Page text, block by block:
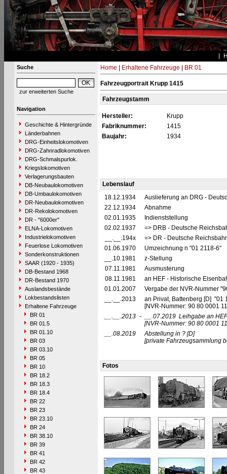
Suche
zur erweiterten Suche
Navigation
Geschichte & Hintergründe
Länderbahnen
DRG-Einheitslokomotiven
DRG-Zahnradlokomotiven
DRG-Schmalspurlok.
Kriegslokomotiven
Verlagerungsbauten
DB-Neubaulokomotiven
DB-Umbaulokomotiven
DR-Neubaulokomotiven
DR-Rekolokomotiven
DR - "6000er"
ELNA-Lokomotiven
Industrielokomotiven
Feuerlose Lokomotiven
Sonderkonstruktionen
SAAR (1920 - 1935)
DB-Bestand 1968
DR-Bestand 1970
Auslandsbestände
Lokbestandslisten
Erhaltene Fahrzeuge
BR 01
BR 01.5
BR 01.10
BR 03
BR 03.10
BR 05
BR 10
BR 18.2
BR 18.3
BR 18.4
BR 22
BR 23
BR 23.10
BR 24
BR 38.10
BR 39
BR 41
BR 42
BR 43
Home Erhaltene Fahrzeuge BR 01
Fahrzeugportrait Krupp 1415
Fahrzeugstamm
Hersteller:
Krupp
Fabriknummer:
1415
Baujahr:
1934
Lebenslauf
18.12.1934
Auslieferung an DRG -
22.12.1934
Abnahme
02.01.1935
Indienststellung
02.02.1937
=> DRB - Deutsche
__.__.194x
=> DR - Deutsche
01.06.1970
Umzeichnung n "01 2118-6"
__.10.1981
z-Stellung
07.11.1981
Ausmusterung
08.11.1981
an HEF - Historische
01.01.2007
Vergabe der NVR-Nummer
__.__.2013
an Privat, Battenberg [D] "01
[NVR-Nummer: 90 80 0001
__.__.2013 - __.07.2019 Leihgabe an
[NVR-Nummer: 90 80 0001
__.08.2019
Abstellung in ? [D]
[private Fahrzeugsammlung
Fotos